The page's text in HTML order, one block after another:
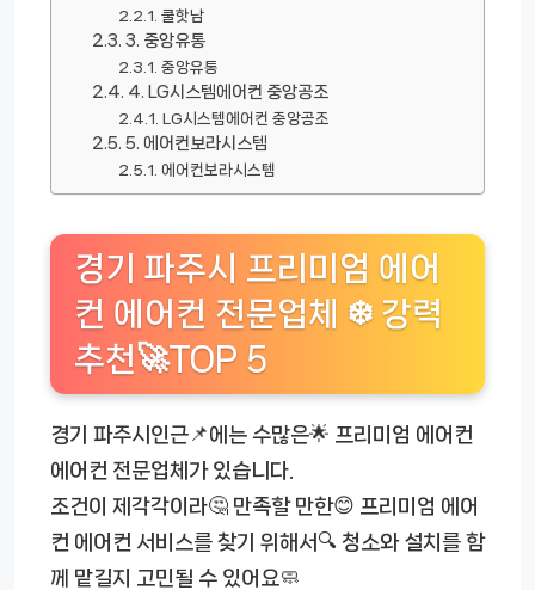
쿨핫남
3. 중앙유통
중앙유통
4. LG시스템에어컨 중앙공조
LG시스템에어컨 중앙공조
5. 에어컨보라시스템
에어컨보라시스템
경기 파주시 프리미엄 에어
컨 에어컨 전문업체 ❄️ 강력
추천🚀TOP 5
경기 파주시인근📌에는 수많은🌟 프리미엄 에어컨
에어컨 전문업체가 있습니다.
조건이 제각각이라🤔 만족할 만한😊 프리미엄 에어
컨 에어컨 서비스를 찾기 위해서🔍 청소와 설치를 함
께 맡길지 고민될 수 있어요🧼